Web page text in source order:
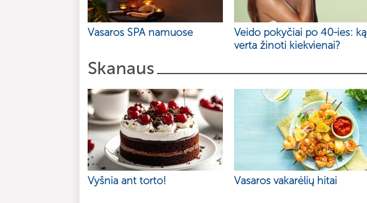
Vasaros SPA namuose
Veido pokyčiai po 40-ies: ką
verta žinoti kiekvienai?
Skanaus
Vyšnia ant torto! Vasaros vakarėlių hitai